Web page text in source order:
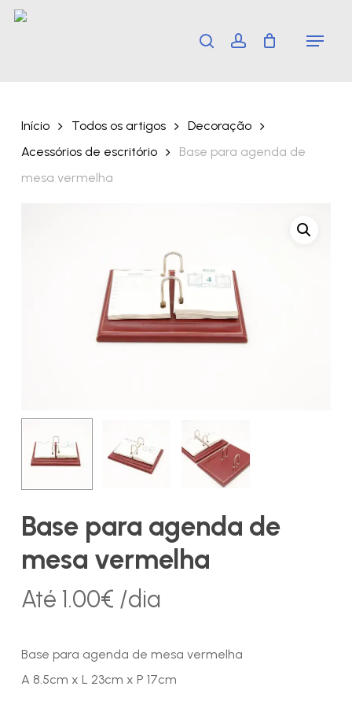
Skip
search account Menu
Início Todos os artigos
Decoração
Acessórios de escritório
Base para agenda de
mesa vermelha
Base para agenda de
mesa vermelha
Até 1.00€ /dia
Base para agenda de mesa vermelha
A 8.5cm x L 23cm x P 17cm